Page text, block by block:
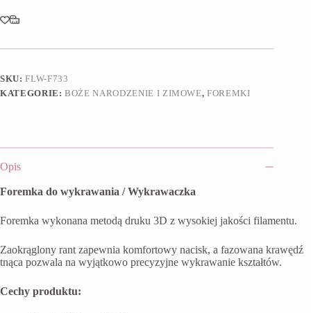
gwiazdą
SKU:FLW-F733
KATEGORIE:BOŻE NARODZENIE I ZIMOWE,FOREMKI
Opis
Foremka do wykrawania / Wykrawaczka
Foremka wykonana metodą druku 3D z wysokiej jakości filamentu.
Zaokrąglony rant zapewnia komfortowy nacisk, a fazowana krawędź
tnąca pozwala na wyjątkowo precyzyjne wykrawanie kształtów.
Cechy produktu: